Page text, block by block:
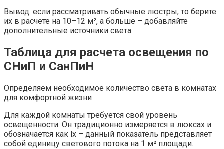
Вывод: если рассматривать обычные люстры, то берите
их в расчете на 10–12 м², а больше – добавляйте
дополнительные источники света.
Таблица для расчета освещения по
СНиП и СанПиН
Определяем необходимое количество света в комнатах
для комфортной жизни
Для каждой комнаты требуется свой уровень
освещенности. Он традиционно измеряется в люксах и
обозначается как lx – данный показатель представляет
собой единицу светового потока на 1 м² площади.